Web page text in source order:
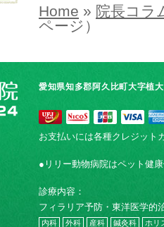
Home » 院長コラ
ページ）
愛知県知多郡阿久比町大字植
お支払いには各種クレジット
●リリー動物病院はペット健
診療内容：
フィラリア予防・東洋医学的
内科 外科 産科 鍼灸科 ホリ